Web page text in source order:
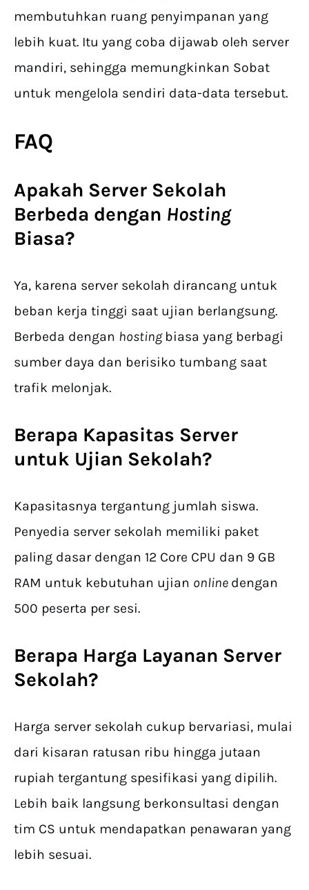
membutuhkan ruang penyimpanan yang
lebih kuat. Itu yang coba dijawab oleh server
mandiri, sehingga memungkinkan Sobat
untuk mengelola sendiri data-data tersebut.
FAQ
Apakah Server Sekolah
Berbeda dengan Hosting
Biasa?
Ya, karena server sekolah dirancang untuk
beban kerja tinggi saat ujian berlangsung.
Berbeda dengan hosting biasa yang berbagi
sumber daya dan berisiko tumbang saat
trafik melonjak.
Berapa Kapasitas Server
untuk Ujian Sekolah?
Kapasitasnya tergantung jumlah siswa.
Penyedia server sekolah memiliki paket
paling dasar dengan 12 Core CPU dan 9 GB
RAM untuk kebutuhan ujian online dengan
500 peserta per sesi.
Berapa Harga Layanan Server
Sekolah?
Harga server sekolah cukup bervariasi, mulai
dari kisaran ratusan ribu hingga jutaan
rupiah tergantung spesifikasi yang dipilih.
Lebih baik langsung berkonsultasi dengan
tim CS untuk mendapatkan penawaran yang
lebih sesuai.